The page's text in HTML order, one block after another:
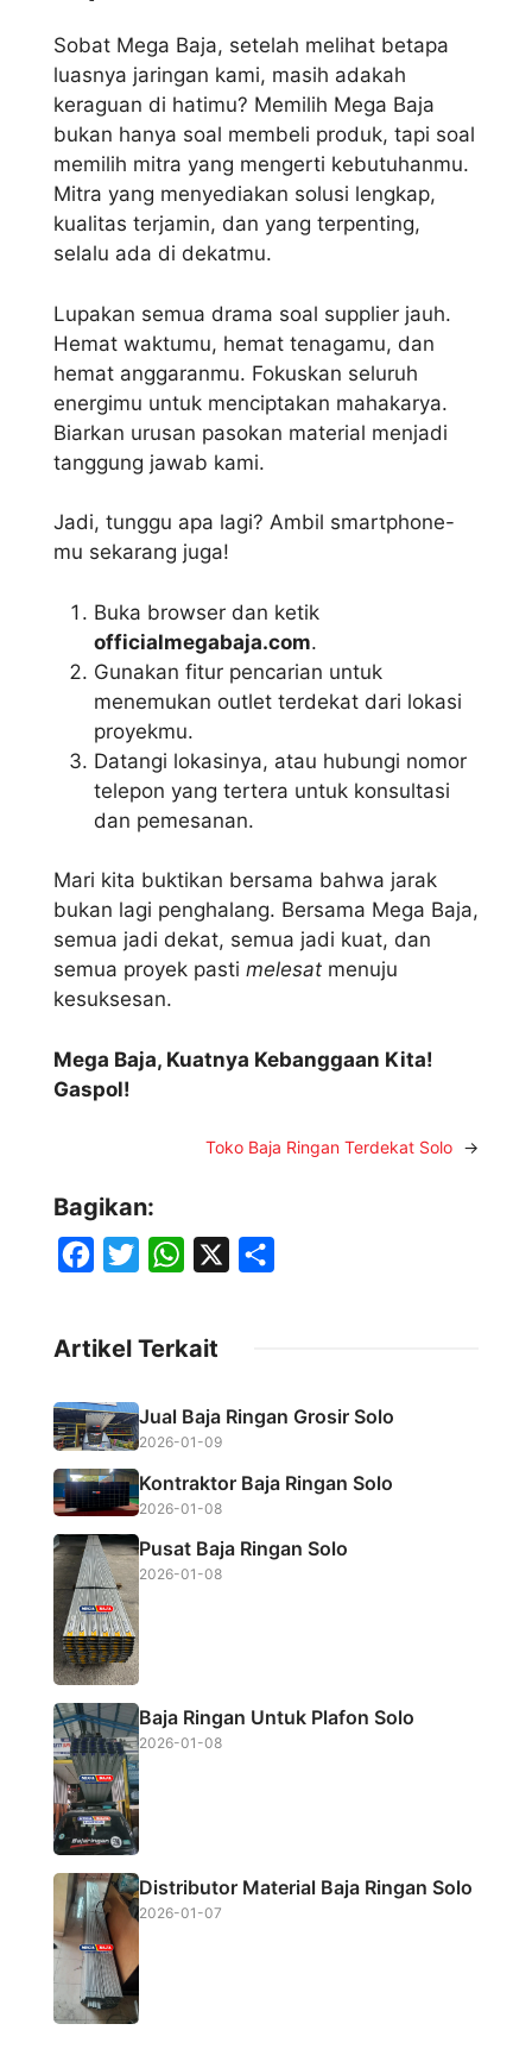
Sobat Mega Baja, setelah melihat betapa
luasnya jaringan kami, masih adakah
keraguan di hatimu? Memilih Mega Baja
bukan hanya soal membeli produk, tapi soal
memilih mitra yang mengerti kebutuhanmu.
Mitra yang menyediakan solusi lengkap,
kualitas terjamin, dan yang terpenting,
selalu ada di dekatmu.
Lupakan semua drama soal supplier jauh.
Hemat waktumu, hemat tenagamu, dan
hemat anggaranmu. Fokuskan seluruh
energimu untuk menciptakan mahakarya.
Biarkan urusan pasokan material menjadi
tanggung jawab kami.
Jadi, tunggu apa lagi? Ambil smartphone-
mu sekarang juga!
Buka browser dan ketik
officialmegabaja.com.
Gunakan fitur pencarian untuk
menemukan outlet terdekat dari lokasi
proyekmu.
Datangi lokasinya, atau hubungi nomor
telepon yang tertera untuk konsultasi
dan pemesanan.
Mari kita buktikan bersama bahwa jarak
bukan lagi penghalang. Bersama Mega Baja,
semua jadi dekat, semua jadi kuat, dan
semua proyek pasti melesat menuju
kesuksesan.
Mega Baja, Kuatnya Kebanggaan Kita!
Gaspol!
Toko Baja Ringan Terdekat Solo →
Bagikan:
e
b
o
o
k
t
e
t
A
p
Artikel Terkait
Jual Baja Ringan Grosir Solo
2026-01-09
Kontraktor Baja Ringan Solo
2026-01-08
Pusat Baja Ringan Solo
2026-01-08
Baja Ringan Untuk Plafon Solo
2026-01-08
Distributor Material Baja Ringan Solo
2026-01-07